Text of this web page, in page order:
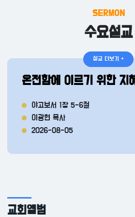
SERMON
수요설교
설교 더보기 +
온전함에 이르기 위한 지혜
야고보서 1장 5-6절
이광현 목사
2026-08-05
교회앨범